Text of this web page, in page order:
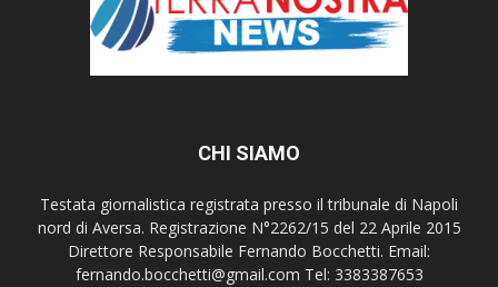
CHI SIAMO
Testata giornalistica registrata presso il tribunale di Napoli
nord di Aversa. Registrazione N°2262/15 del 22 Aprile 2015
Direttore Responsabile Fernando Bocchetti. Email:
fernando.bocchetti@gmail.com Tel: 3383387653